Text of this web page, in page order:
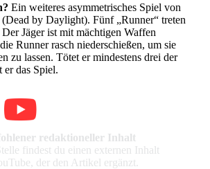
Ein weiteres asymmetrisches Spiel von
by Daylight). Fünf „Runner“ treten
Der Jäger ist mit mächtigen Waffen
Runner rasch niederschießen, um sie
zu lassen. Tötet er mindestens drei der
er das Spiel.
redaktioneller Inhalt
findest du einen externen Inhalt
der den Artikel ergänzt.